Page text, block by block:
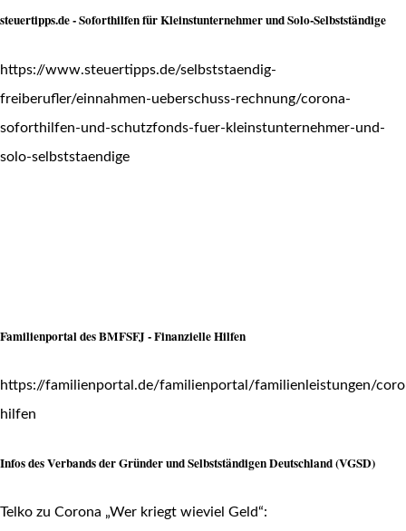
steuertipps.de - Soforthilfen für Kleinstunternehmer und Solo-Selbstständige
https://www.steuertipps.de/selbststaendig-
freiberufler/einnahmen-ueberschuss-rechnung/corona-
soforthilfen-und-schutzfonds-fuer-kleinstunternehmer-und-
solo-selbststaendige
Familienportal des BMFSFJ - Finanzielle Hilfen
https://familienportal.de/familienportal/familienleistungen/
hilfen
Infos des Verbands der Gründer und Selbstständigen Deutschland (VGSD)
Telko zu Corona „Wer kriegt wieviel Geld“: